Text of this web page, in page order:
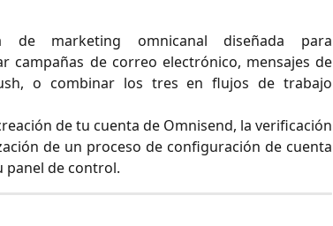
de marketing omnicanal diseñada para
campañas de correo electrónico, mensajes de
o combinar los tres en flujos de trabajo
de tu cuenta de Omnisend, la verificación
de un proceso de configuración de cuenta
panel de control.